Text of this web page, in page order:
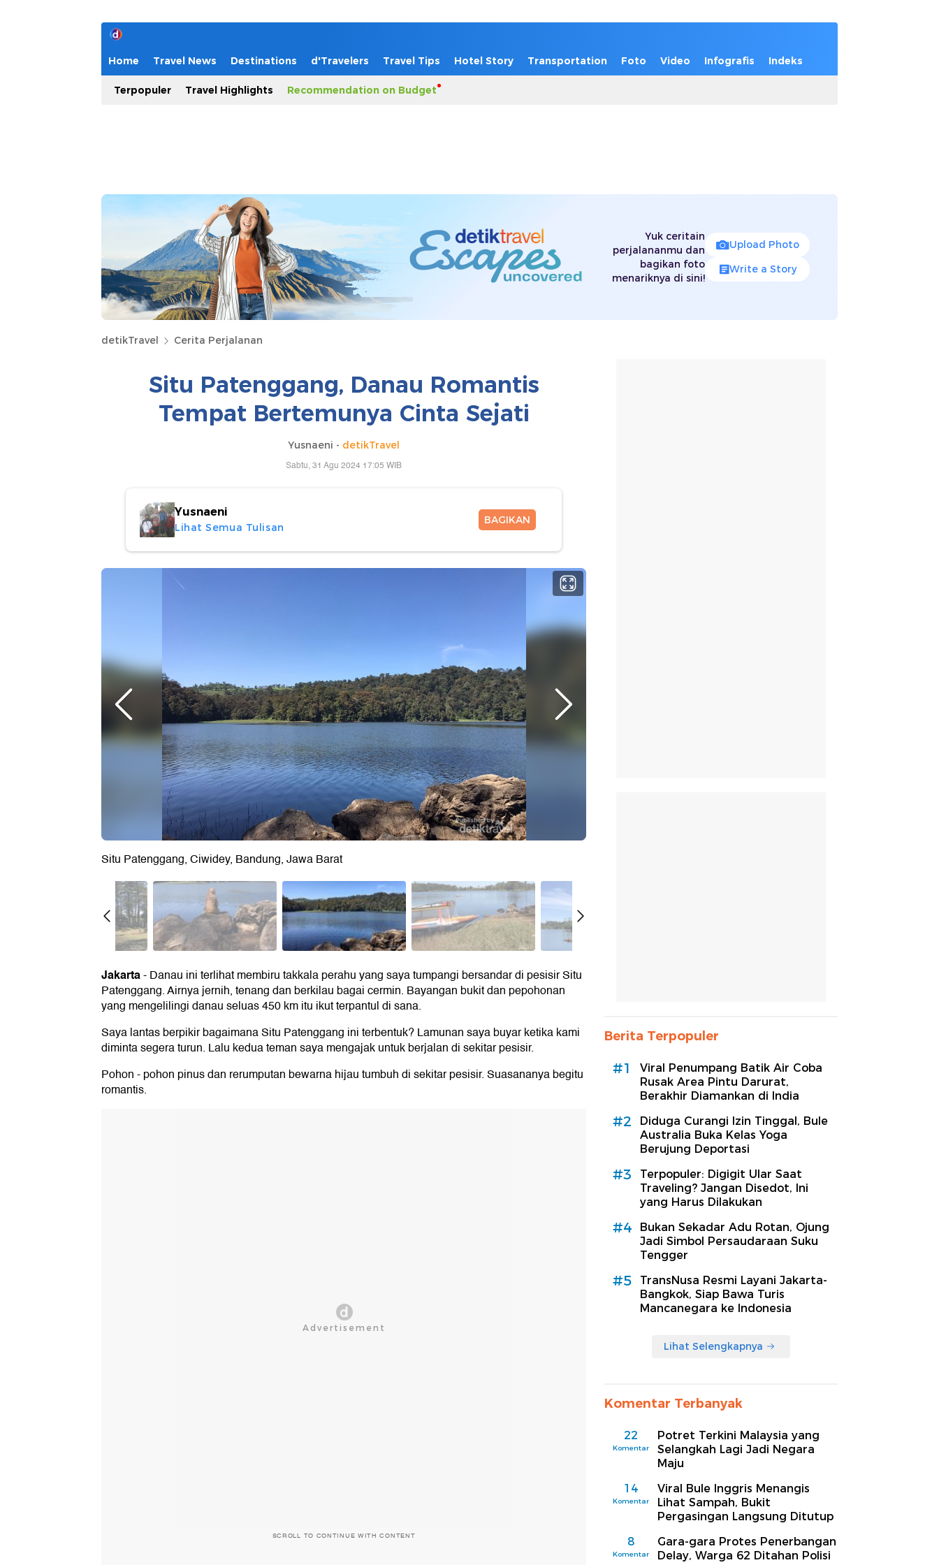
Home Travel News Destinations d'Travelers Travel Tips Hotel Story Transportation Foto Video Infografis Indeks
Terpopuler Travel Highlights Recommendation on Budget
Yuk ceritain
perjalananmu dan
bagikan foto
menariknya di sini!
Upload Photo
Write a Story
detikTravel Cerita Perjalanan
Situ Patenggang, Danau Romantis
Tempat Bertemunya Cinta Sejati
Yusnaeni - detikTravel
Sabtu, 31 Agu 2024 17:05 WIB
Yusnaeni
Lihat Semua Tulisan
BAGIKAN
Situ Patenggang, Ciwidey, Bandung, Jawa Barat
Jakarta-Danau ini terlihat membiru takkala perahu yang saya tumpangi bersandar di pesisir Situ
Patenggang. Airnya jernih, tenang dan berkilau bagai cermin. Bayangan bukit dan pepohonan
yang mengelilingi danau seluas 450 km itu ikut terpantul di sana.
Saya lantas berpikir bagaimana Situ Patenggang ini terbentuk? Lamunan saya buyar ketika kami
diminta segera turun. Lalu kedua teman saya mengajak untuk berjalan di sekitar pesisir.
Pohon - pohon pinus dan rerumputan bewarna hijau tumbuh di sekitar pesisir. Suasananya begitu
romantis.
SCROLL TO CONTINUE WITH CONTENT
Berita Terpopuler
#1
Viral Penumpang Batik Air Coba
Rusak Area Pintu Darurat,
Berakhir Diamankan di India
#2
Diduga Curangi Izin Tinggal, Bule
Australia Buka Kelas Yoga
Berujung Deportasi
#3
Terpopuler: Digigit Ular Saat
Traveling? Jangan Disedot, Ini
yang Harus Dilakukan
#4
Bukan Sekadar Adu Rotan, Ojung
Jadi Simbol Persaudaraan Suku
Tengger
#5
TransNusa Resmi Layani Jakarta-
Bangkok, Siap Bawa Turis
Mancanegara ke Indonesia
Lihat Selengkapnya
Komentar Terbanyak
22
Komentar
Potret Terkini Malaysia yang
Selangkah Lagi Jadi Negara
Maju
14
Komentar
Viral Bule Inggris Menangis
Lihat Sampah, Bukit
Pergasingan Langsung Ditutup
8
Komentar
Gara-gara Protes Penerbangan
Delay, Warga 62 Ditahan Polisi